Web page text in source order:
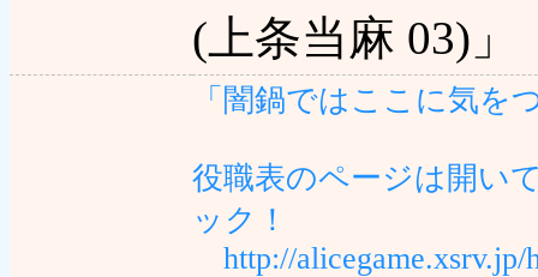
(上条当麻 03)」
「闇鍋ではここに気を
役職表のページは開い
ック！
http://alicegame.xsrv.jp/